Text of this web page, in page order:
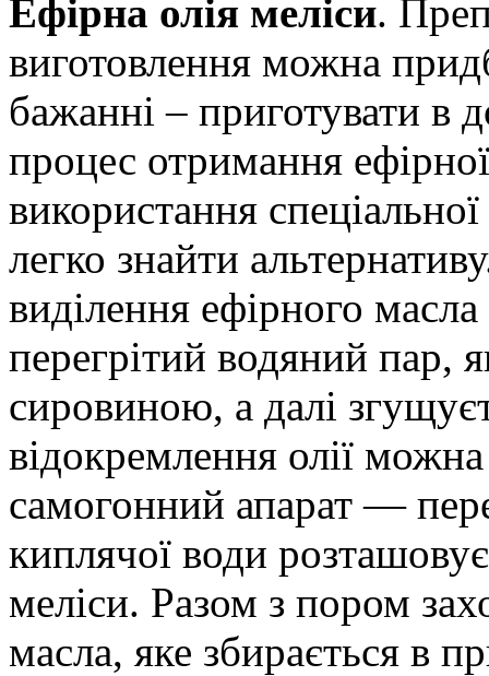
Ефірна олія меліси.
виготовлення можна
бажанні – приготувати в
процес отримання
використання
легко знайти
виділення ефірного
перегрітий водяний пар,
сировиною, а далі
відокремлення олії
самогонний апарат —
киплячої води
меліси. Разом з пором
масла, яке збирається в